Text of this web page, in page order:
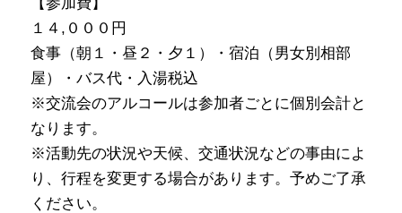
１４,０００円
食事（朝１・昼２・夕１）・宿泊（男女別相部
屋）・バス代・入湯税込
※交流会のアルコールは参加者ごとに個別会計と
なります。
※活動先の状況や天候、交通状況などの事由によ
り、行程を変更する場合があります。予めご了承
ください。